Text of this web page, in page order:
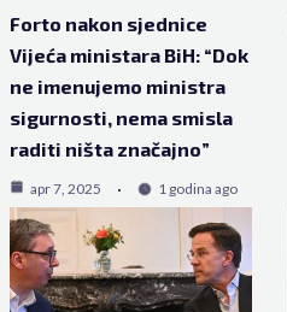
Forto nakon sjednice
Vijeća ministara BiH: “Dok
ne imenujemo ministra
sigurnosti, nema smisla
raditi ništa značajno”
apr 7, 2025 1 godina ago